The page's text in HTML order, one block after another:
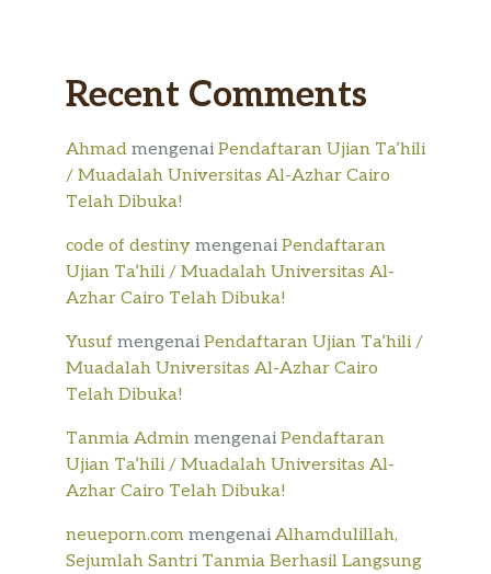
Recent Comments
Ahmad mengenai Pendaftaran Ujian Ta’hili
/ Muadalah Universitas Al-Azhar Cairo
Telah Dibuka!
code of destiny mengenai Pendaftaran
Ujian Ta’hili / Muadalah Universitas Al-
Azhar Cairo Telah Dibuka!
Yusuf mengenai Pendaftaran Ujian Ta’hili /
Muadalah Universitas Al-Azhar Cairo
Telah Dibuka!
Tanmia Admin mengenai Pendaftaran
Ujian Ta’hili / Muadalah Universitas Al-
Azhar Cairo Telah Dibuka!
neueporn.com mengenai Alhamdulillah,
Sejumlah Santri Tanmia Berhasil Langsung